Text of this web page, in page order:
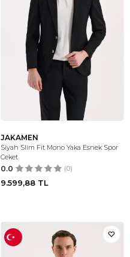
JAKAMEN
Siyah Slim Fit Mono Yaka Esnek Spor
Ceket
0.0 (0)
9.599,88 TL